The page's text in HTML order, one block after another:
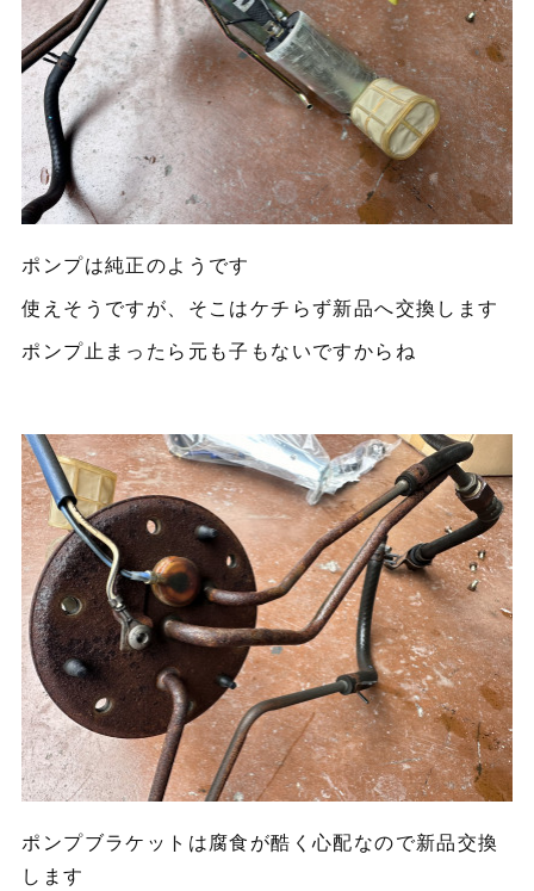
ポンプは純正のようです
使えそうですが、そこはケチらず新品へ交換します
ポンプ止まったら元も子もないですからね
ポンプブラケットは腐食が酷く心配なので新品交換
します